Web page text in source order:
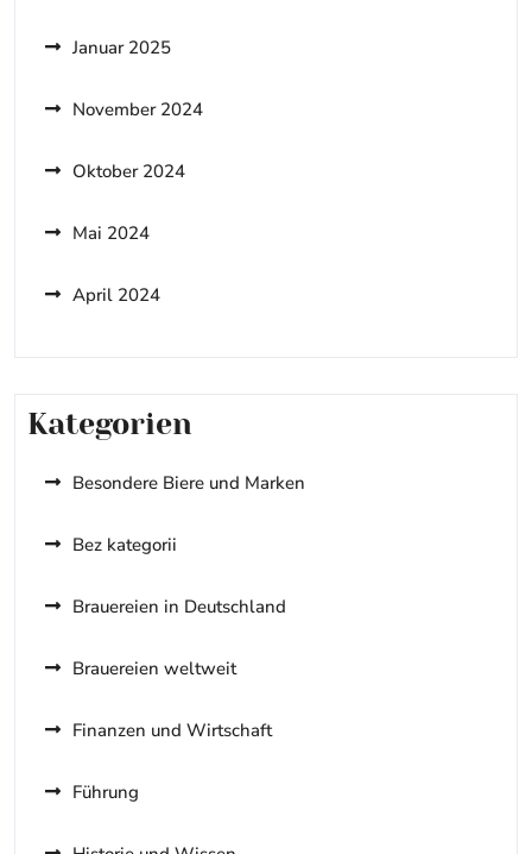
Januar 2025
November 2024
Oktober 2024
Mai 2024
April 2024
Kategorien
Besondere Biere und Marken
Bez kategorii
Brauereien in Deutschland
Brauereien weltweit
Finanzen und Wirtschaft
Führung